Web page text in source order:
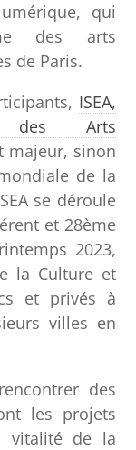
qui
des arts
de Paris.
ISEA,
des Arts
majeur, sinon
de la
se déroule
et 28ème
2023,
la Culture et
et privés à
villes en
des
les projets
vitalité de la